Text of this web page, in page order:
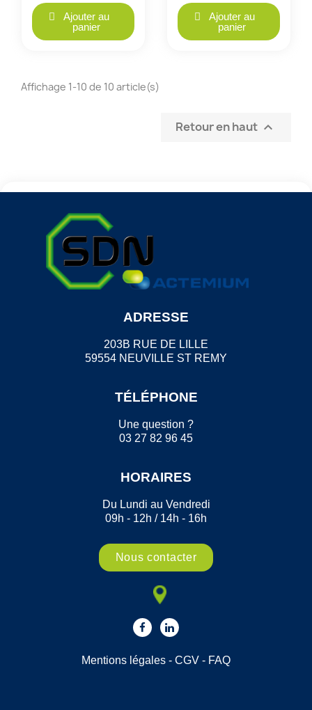
Ajouter au
panier
Ajouter au
panier
Affichage 1-10 de 10 article(s)
Retour en haut 
ADRESSE
203B RUE DE LILLE
59554 NEUVILLE ST REMY
TÉLÉPHONE
Une question ?
03 27 82 96 45
HORAIRES
Du Lundi au Vendredi
09h - 12h / 14h - 16h
Nous contacter
Mentions légales - CGV - FAQ